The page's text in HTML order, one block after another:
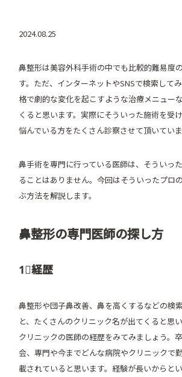
2024.08.25
鼻整形は美容外科手術の中でも比較的難易度
す。ただ、インターネットやSNSで検索して
格で劇的な変化を起こすような治療メニュー
くると思います。実際にそういった施術を受
悩んでいる方をたくさん診察させて頂いていま
鼻手術を専門に行っている医師は、そういっ
ることはありません。今回はそういったプロ
ぶ方法を解説します。
鼻整形の専門医師の探し方
1⃣経歴
鼻整形や団子鼻改善、鼻を高くするなどの検
と、たくさんのクリニック名が出てくると思
クリニックの医師の経歴をみてみましょう。
会、専門や今までどんな病院やクリニックで
載されていると思います。経験が長いからと